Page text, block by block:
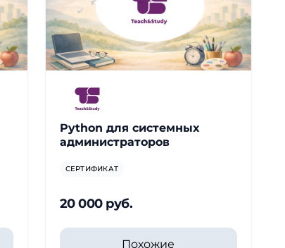
Python для системных
администраторов
СЕРТИФИКАТ
20 000 руб.
Похожие